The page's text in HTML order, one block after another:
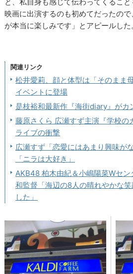
映画に出演するのも初めてだったの
が本当に楽しみです」とアピールした
関連リンク
松井愛莉、顔と体型は「そのま
イベントに登場
是枝裕和最新作『海街diary』がカ
藤原さくら 広瀬すず主演『学校の
ライブの衝撃
広瀬すず「恋愛にはあまり興味が
「ニラは大好き」
AKB48 柏木由紀＆小嶋陽菜Wセ
和監督「海辺の8人の晴れやかな
した」